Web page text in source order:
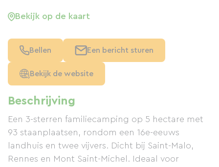
Beschrijving
Een 3-sterren familiecamping op 5 hectare met
93 staanplaatsen, rondom een ​​16e-eeuws
landhuis en twee vijvers. Dicht bij Saint-Malo,
Rennes en Mont Saint-Michel. Ideaal voor
Bekijk op de kaart
Bellen Een bericht sturen
Bekijk de website